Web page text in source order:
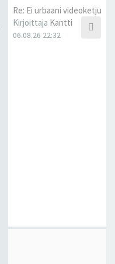
Re: Ei urbaani videoketju
Kirjoittaja Kantti
06.08.26 22:32